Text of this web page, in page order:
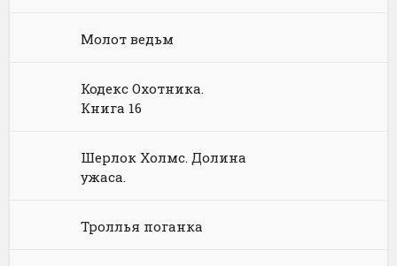
Юриспруденция, право
Попаданцы
Юмористическая фантастика
Русское фэнтези
Фэнтези про драконов
Юмористическое фэнтези
Молот ведьм
Кодекс Охотника.
Книга 16
Шерлок Холмс. Долина
ужаса.
Троллья поганка